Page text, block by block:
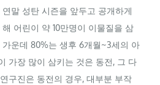
말 성탄 시즌을 앞두고 공개하게
어린이 약 10만명이 이물질을 삼
운데 80%는 생후 6개월~3세의 아
가장 많이 삼키는 것은 동전, 그 다
구진은 동전의 경우, 대부분 부작